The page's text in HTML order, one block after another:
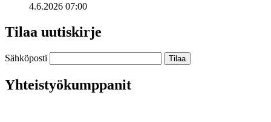
4.6.2026 07:00
Tilaa uutiskirje
Sähköposti
Yhteistyökumppanit